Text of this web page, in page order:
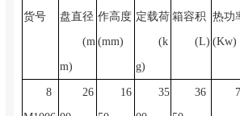
货号 盘直径
(m
m)
作高度
(mm)
定载荷
(k
g)
箱容积
(L)
热功
(Kw)
8 26 16 35 36